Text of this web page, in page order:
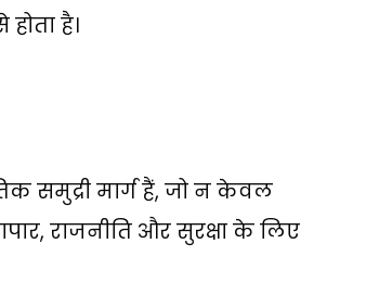
है।
समुद्री मार्ग हैं, जो न केवल
, राजनीति और सुरक्षा के लिए